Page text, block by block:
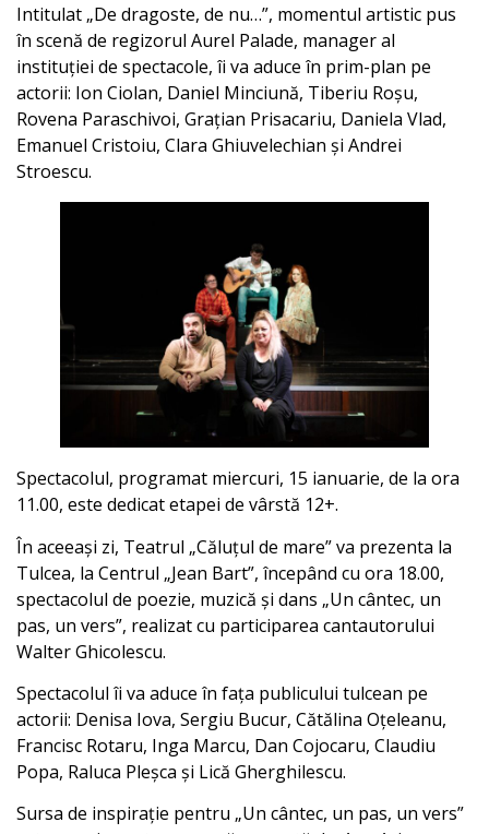
Intitulat „De dragoste, de nu…”, momentul artistic pus
în scenă de regizorul Aurel Palade, manager al
instituției de spectacole, îi va aduce în prim-plan pe
actorii: Ion Ciolan, Daniel Minciună, Tiberiu Roșu,
Rovena Paraschivoi, Grațian Prisacariu, Daniela Vlad,
Emanuel Cristoiu, Clara Ghiuvelechian și Andrei
Stroescu.
Spectacolul, programat miercuri, 15 ianuarie, de la ora
11.00, este dedicat etapei de vârstă 12+.
În aceeași zi, Teatrul „Căluțul de mare” va prezenta la
Tulcea, la Centrul „Jean Bart”, începând cu ora 18.00,
spectacolul de poezie, muzică și dans „Un cântec, un
pas, un vers”, realizat cu participarea cantautorului
Walter Ghicolescu.
Spectacolul îi va aduce în fața publicului tulcean pe
actorii: Denisa Iova, Sergiu Bucur, Cătălina Oțeleanu,
Francisc Rotaru, Inga Marcu, Dan Cojocaru, Claudiu
Popa, Raluca Pleșca și Lică Gherghilescu.
Sursa de inspirație pentru „Un cântec, un pas, un vers”